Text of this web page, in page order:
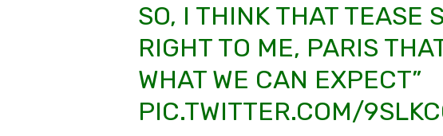
SO, I THINK THAT TEASE
RIGHT TO ME, PARIS
WHAT WE CAN EXPECT”
PIC.TWITTER.COM/